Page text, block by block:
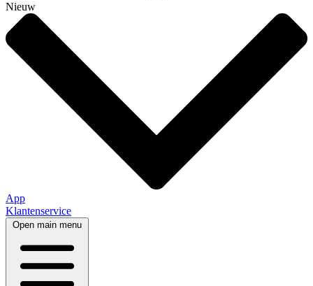
Nieuw
App
Klantenservice
Open main menu